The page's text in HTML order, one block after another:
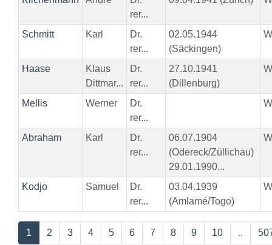
rer...
Schmitt Karl
Dr.
rer...
02.05.1944
(Säckingen)
Haase
Klaus
Dittmar...
Dr.
rer...
27.10.1941
(Dillenburg)
Mellis Werner
Dr.
rer...
Abraham Karl
Dr.
rer...
06.07.1904
(Odereck/Züllichau)
29.01.1990...
Kodjo Samuel
Dr.
rer...
03.04.1939
(Amlamé/Togo)
1 2 3 4 5 6 7 8 9 10 ..